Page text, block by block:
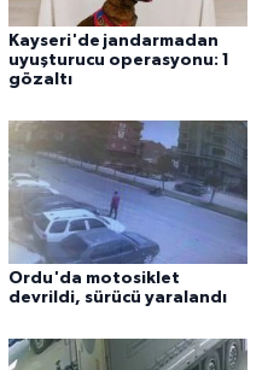
Kayseri'de jandarmadan
uyuşturucu operasyonu: 1
gözaltı
Ordu'da motosiklet
devrildi, sürücü yaralandı